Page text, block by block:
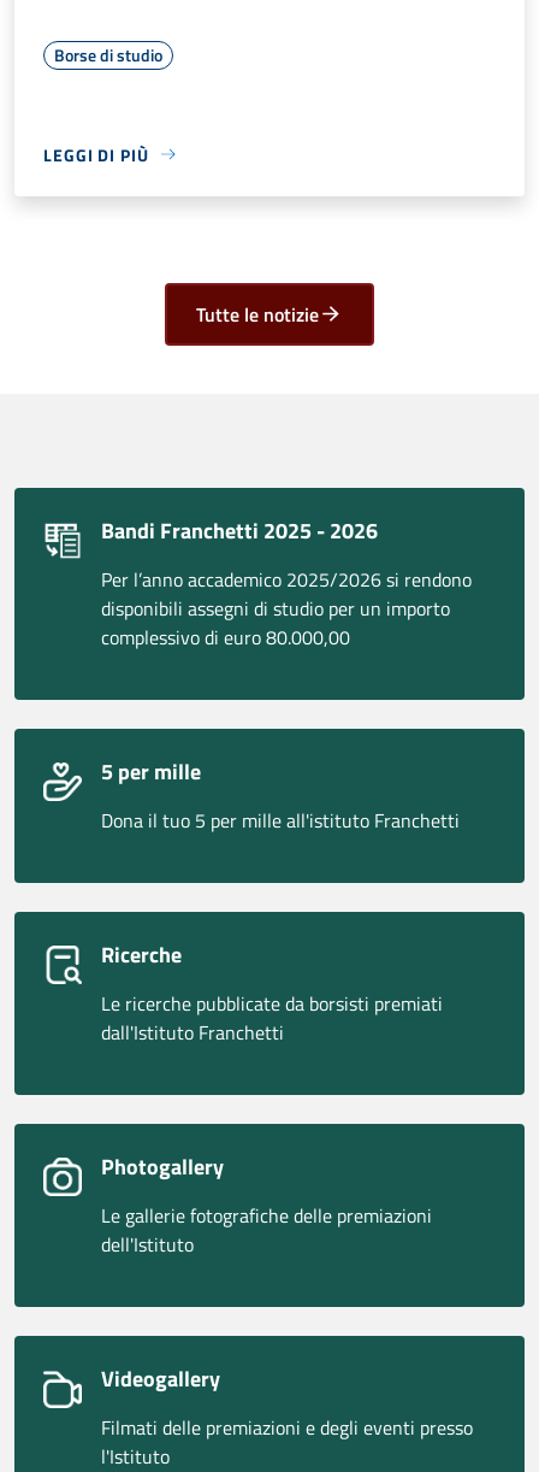
Borse di studio
LEGGI DI PIÙ
Tutte le notizie
Bandi Franchetti 2025 - 2026
Per l’anno accademico 2025/2026 si rendono
disponibili assegni di studio per un importo
complessivo di euro 80.000,00
5 per mille
Dona il tuo 5 per mille all'istituto Franchetti
Ricerche
Le ricerche pubblicate da borsisti premiati
dall'Istituto Franchetti
Photogallery
Le gallerie fotografiche delle premiazioni
dell'Istituto
Videogallery
Filmati delle premiazioni e degli eventi presso
l'Istituto